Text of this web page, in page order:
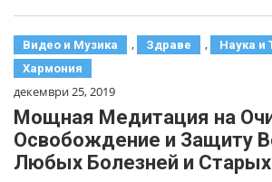
Видео и Музика , Здраве , Наука и
Хармония
декември 25, 2019
Мощная Медитация на
Освобождение и Защиту
Любых Болезней и